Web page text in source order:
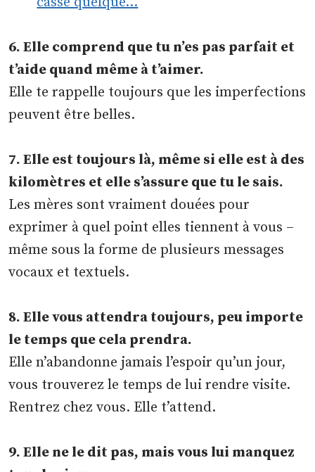
6. Elle comprend que tu n’es pas parfait et
t’aide quand même à t’aimer.
Elle te rappelle toujours que les imperfections
peuvent être belles.
7. Elle est toujours là, même si elle est à des
kilomètres et elle s’assure que tu le sais.
Les mères sont vraiment douées pour
exprimer à quel point elles tiennent à vous –
même sous la forme de plusieurs messages
vocaux et textuels.
8. Elle vous attendra toujours, peu importe
le temps que cela prendra.
Elle n’abandonne jamais l’espoir qu’un jour,
vous trouverez le temps de lui rendre visite.
Rentrez chez vous. Elle t’attend.
9. Elle ne le dit pas, mais vous lui manquez